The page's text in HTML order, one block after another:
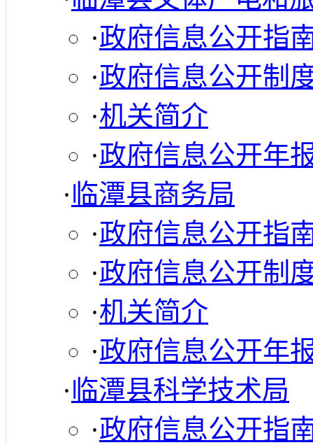
·政府信息公开指
·政府信息公开制
·机关简介
·政府信息公开年
·临潭县商务局
·政府信息公开指
·政府信息公开制
·机关简介
·政府信息公开年
·临潭县科学技术局
·政府信息公开指